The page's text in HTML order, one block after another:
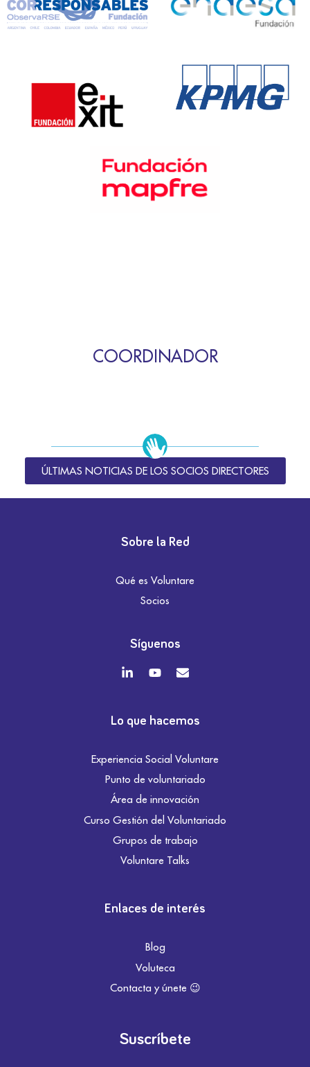
COORDINADOR
ÚLTIMAS NOTICIAS DE LOS SOCIOS DIRECTORES
Sobre la Red
Qué es Voluntare
Socios
Síguenos
Lo que hacemos
Experiencia Social Voluntare
Punto de voluntariado
Área de innovación
Curso Gestión del Voluntariado
Grupos de trabajo
Voluntare Talks
Enlaces de interés
Blog
Voluteca
Contacta y únete 😉
Suscríbete